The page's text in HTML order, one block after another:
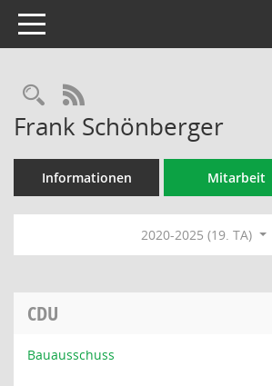
Toggle navigation
Rechercheauswahl
RSS-Feed
Frank Schönberger
Informationen Mitarbeit
2020-2025 (19. TA)
CDU
Bauausschuss